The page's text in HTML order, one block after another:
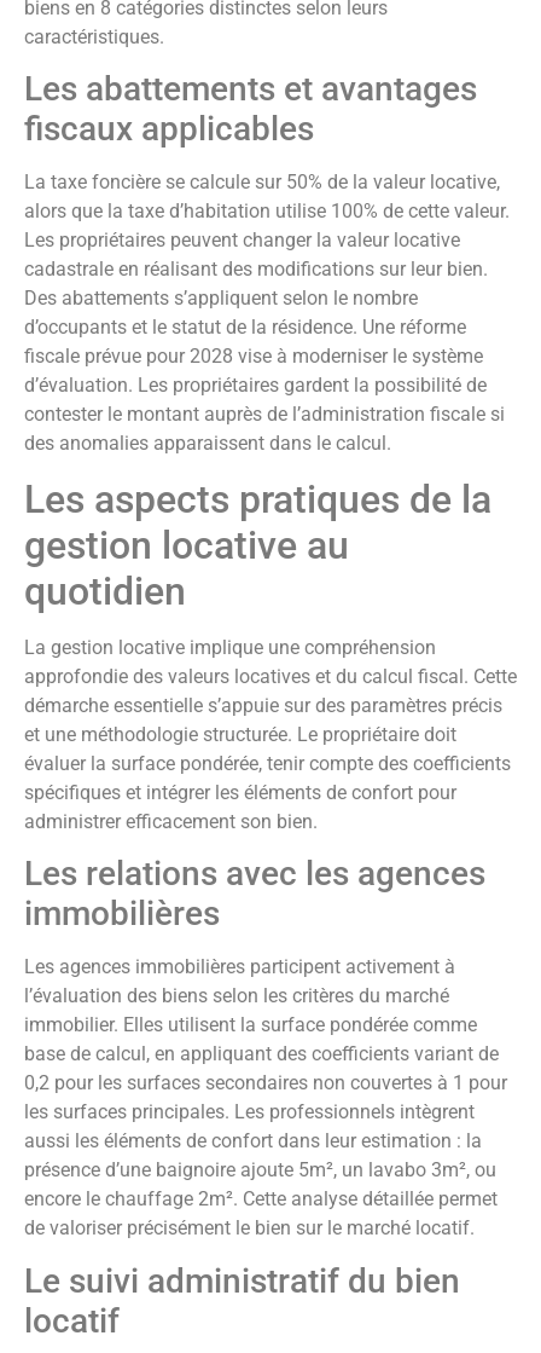
biens en 8 catégories distinctes selon leurs
caractéristiques.
Les abattements et avantages
fiscaux applicables
La taxe foncière se calcule sur 50% de la valeur locative,
alors que la taxe d’habitation utilise 100% de cette valeur.
Les propriétaires peuvent changer la valeur locative
cadastrale en réalisant des modifications sur leur bien.
Des abattements s’appliquent selon le nombre
d’occupants et le statut de la résidence. Une réforme
fiscale prévue pour 2028 vise à moderniser le système
d’évaluation. Les propriétaires gardent la possibilité de
contester le montant auprès de l’administration fiscale si
des anomalies apparaissent dans le calcul.
Les aspects pratiques de la
gestion locative au
quotidien
La gestion locative implique une compréhension
approfondie des valeurs locatives et du calcul fiscal. Cette
démarche essentielle s’appuie sur des paramètres précis
et une méthodologie structurée. Le propriétaire doit
évaluer la surface pondérée, tenir compte des coefficients
spécifiques et intégrer les éléments de confort pour
administrer efficacement son bien.
Les relations avec les agences
immobilières
Les agences immobilières participent activement à
l’évaluation des biens selon les critères du marché
immobilier. Elles utilisent la surface pondérée comme
base de calcul, en appliquant des coefficients variant de
0,2 pour les surfaces secondaires non couvertes à 1 pour
les surfaces principales. Les professionnels intègrent
aussi les éléments de confort dans leur estimation : la
présence d’une baignoire ajoute 5m², un lavabo 3m², ou
encore le chauffage 2m². Cette analyse détaillée permet
de valoriser précisément le bien sur le marché locatif.
Le suivi administratif du bien
locatif